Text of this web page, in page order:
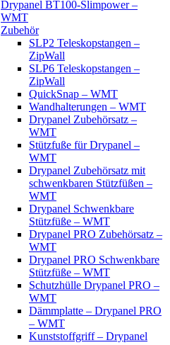
Drypanel BT100-Slimpower –
WMT
Zubehör
SLP2 Teleskopstangen –
ZipWall
SLP6 Teleskopstangen –
ZipWall
QuickSnap – WMT
Wandhalterungen – WMT
Drypanel Zubehörsatz –
WMT
Stützfuße für Drypanel –
WMT
Drypanel Zubehörsatz mit
schwenkbaren Stützfüßen –
WMT
Drypanel Schwenkbare
Stützfüße – WMT
Drypanel PRO Zubehörsatz –
WMT
Drypanel PRO Schwenkbare
Stützfüße – WMT
Schutzhülle Drypanel PRO –
WMT
Dämmplatte – Drypanel PRO
– WMT
Kunststoffgriff – Drypanel